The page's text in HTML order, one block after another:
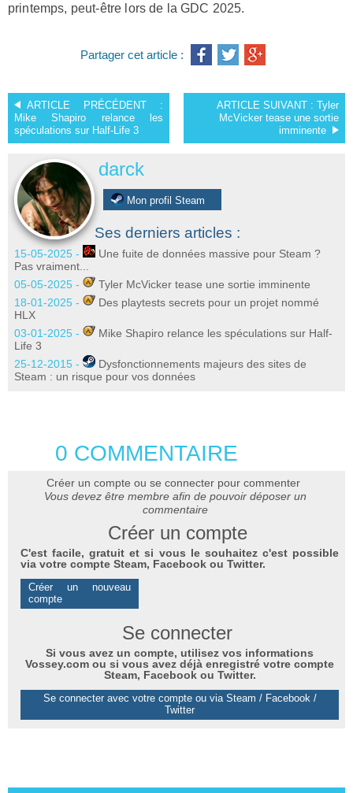
printemps, peut-être lors de la GDC 2025.
Partager cet article :
ARTICLE PRÉCÉDENT :
Mike Shapiro relance les
spéculations sur Half-Life 3
ARTICLE SUIVANT : Tyler
McVicker tease une sortie
imminente
darck
Mon profil Steam
Ses derniers articles :
15-05-2025 -
Une fuite de données massive pour Steam ?
Pas vraiment...
05-05-2025 -
Tyler McVicker tease une sortie imminente
18-01-2025 -
Des playtests secrets pour un projet nommé
HLX
03-01-2025 -
Mike Shapiro relance les spéculations sur Half-
Life 3
25-12-2015 -
Dysfonctionnements majeurs des sites de
Steam : un risque pour vos données
0 COMMENTAIRE
Créer un compte ou se connecter pour commenter
Vous devez être membre afin de pouvoir déposer un
commentaire
Créer un compte
C'est facile, gratuit et si vous le souhaitez c'est possible
via votre compte Steam, Facebook ou Twitter.
Créer un nouveau
compte
Se connecter
Si vous avez un compte, utilisez vos informations
Vossey.com ou si vous avez déjà enregistré votre compte
Steam, Facebook ou Twitter.
Se connecter avec votre compte ou via Steam / Facebook /
Twitter